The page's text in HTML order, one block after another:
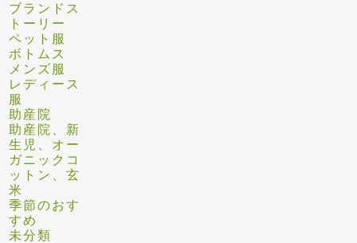
ブランドス
トーリー
ペット服
ボトムス
メンズ服
レディース
服
助産院
助産院、新
生児、オー
ガニックコ
ットン、玄
米
季節のおす
すめ
未分類